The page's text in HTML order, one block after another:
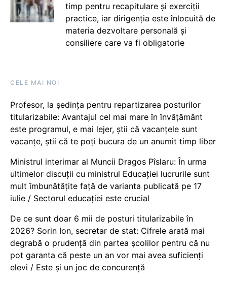
timp pentru recapitulare și exerciții
practice, iar dirigenția este înlocuită de
materia dezvoltare personală și
consiliere care va fi obligatorie
CELE MAI NOI
Profesor, la ședința pentru repartizarea posturilor
titularizabile: Avantajul cel mai mare în învățământ
este programul, e mai lejer, știi că vacanțele sunt
vacanţe, știi că te poți bucura de un anumit timp liber
Ministrul interimar al Muncii Dragos Pîslaru: În urma
ultimelor discuții cu ministrul Educației lucrurile sunt
mult îmbunătățite față de varianta publicată pe 17
iulie / Sectorul educației este crucial
De ce sunt doar 6 mii de posturi titularizabile în
2026? Sorin Ion, secretar de stat: Cifrele arată mai
degrabă o prudență din partea școlilor pentru că nu
pot garanta că peste un an vor mai avea suficienți
elevi / Este și un joc de concurență